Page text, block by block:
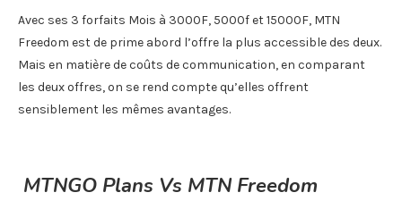
Avec ses 3 forfaits Mois à 3000F, 5000f et 15000F, MTN
Freedom est de prime abord l’offre la plus accessible des deux.
Mais en matière de coûts de communication, en comparant
les deux offres, on se rend compte qu’elles offrent
sensiblement les mêmes avantages.
MTNGO Plans Vs MTN Freedom